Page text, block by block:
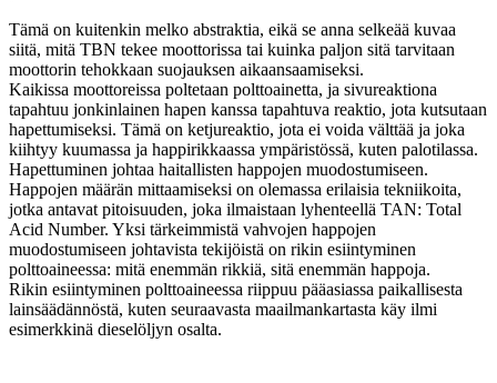
Tämä on kuitenkin melko abstraktia, eikä se anna selkeää kuvaa
siitä, mitä TBN tekee moottorissa tai kuinka paljon sitä tarvitaan
moottorin tehokkaan suojauksen aikaansaamiseksi.
Kaikissa moottoreissa poltetaan polttoainetta, ja sivureaktiona
tapahtuu jonkinlainen hapen kanssa tapahtuva reaktio, jota kutsutaan
hapettumiseksi. Tämä on ketjureaktio, jota ei voida välttää ja joka
kiihtyy kuumassa ja happirikkaassa ympäristössä, kuten palotilassa.
Hapettuminen johtaa haitallisten happojen muodostumiseen.
Happojen määrän mittaamiseksi on olemassa erilaisia tekniikoita,
jotka antavat pitoisuuden, joka ilmaistaan lyhenteellä TAN: Total
Acid Number. Yksi tärkeimmistä vahvojen happojen
muodostumiseen johtavista tekijöistä on rikin esiintyminen
polttoaineessa: mitä enemmän rikkiä, sitä enemmän happoja.
Rikin esiintyminen polttoaineessa riippuu pääasiassa paikallisesta
lainsäädännöstä, kuten seuraavasta maailmankartasta käy ilmi
esimerkkinä dieselöljyn osalta.